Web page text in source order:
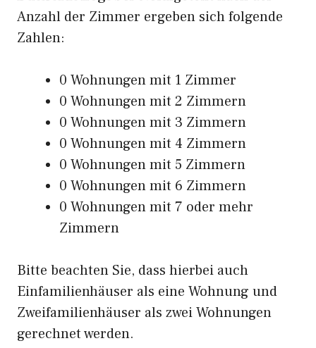
Anzahl der Zimmer ergeben sich folgende
Zahlen:
0 Wohnungen mit 1 Zimmer
0 Wohnungen mit 2 Zimmern
0 Wohnungen mit 3 Zimmern
0 Wohnungen mit 4 Zimmern
0 Wohnungen mit 5 Zimmern
0 Wohnungen mit 6 Zimmern
0 Wohnungen mit 7 oder mehr
Zimmern
Bitte beachten Sie, dass hierbei auch
Einfamilienhäuser als eine Wohnung und
Zweifamilienhäuser als zwei Wohnungen
gerechnet werden.